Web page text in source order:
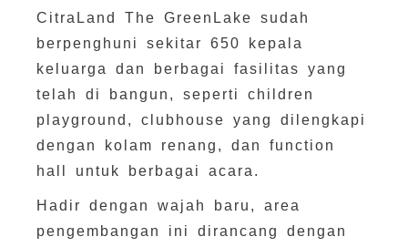
CitraLand The GreenLake sudah
berpenghuni sekitar 650 kepala
keluarga dan berbagai fasilitas yang
telah di bangun, seperti children
playground, clubhouse yang dilengkapi
dengan kolam renang, dan function
hall untuk berbagai acara.
Hadir dengan wajah baru, area
pengembangan ini dirancang dengan